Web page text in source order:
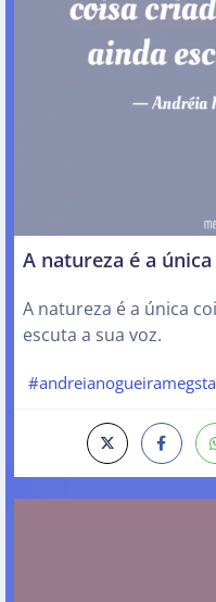
A natureza é a
A natureza é a única
escuta a sua voz.